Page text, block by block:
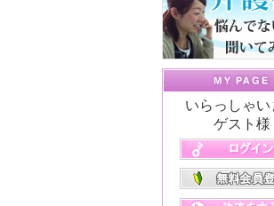
いらっしゃい
ゲスト様